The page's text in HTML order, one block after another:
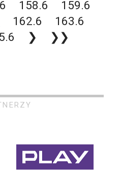
158.6
159.6
162.6
163.6
❯ ❯❯